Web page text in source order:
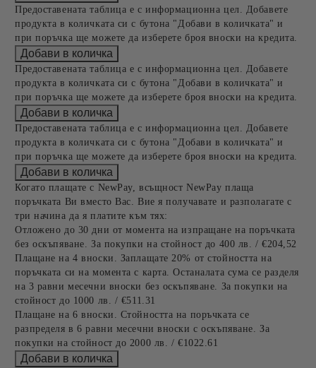
Предоставената таблица е с информационна цел. Добавете
продукта в количката си с бутона "Добави в количката" и
при поръчка ще можете да изберете броя вноски на кредита.
Предоставената таблица е с информационна цел. Добавете
продукта в количката си с бутона "Добави в количката" и
при поръчка ще можете да изберете броя вноски на кредита.
Предоставената таблица е с информационна цел. Добавете
продукта в количката си с бутона "Добави в количката" и
при поръчка ще можете да изберете броя вноски на кредита.
Когато плащате с NewPay, всъщност NewPay плаща
поръчката Ви вместо Вас. Вие я получавате и разполагате с
три начина да я платите към тях:
Отложено до 30 дни от момента на изпращане на поръчката
без оскъпяване. За покупки на стойност до 400 лв. / €204,52
Плащане на 4 вноски. Заплащате 20% от стойността на
поръчката си на момента с карта. Останалата сума се разделя
на 3 равни месечни вноски без оскъпяване. За покупки на
стойност до 1000 лв. / €511.31
Плащане на 6 вноски. Стойността на поръчката се
разпределя в 6 равни месечни вноски с оскъпяване. За
покупки на стойност до 2000 лв. / €1022.61